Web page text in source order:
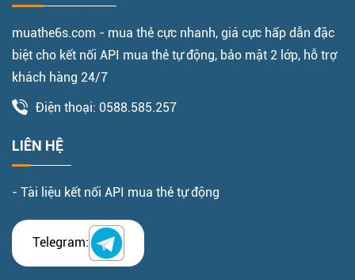
muathe6s.com - mua thẻ cực nhanh, giá cực hấp dẫn đặc
biệt cho kết nối API mua thẻ tự động, bảo mật 2 lớp, hỗ trợ
khách hàng 24/7
Điện thoại: 0588.585.257
LIÊN HỆ
- Tài liệu kết nối API mua thẻ tự động
Telegram: